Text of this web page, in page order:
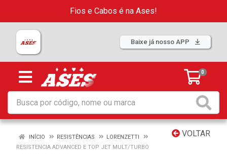
Fios e Cabos é na Ases!
Baixe já nosso APP
0
VOLTAR
INÍCIO RESISTÊNCIAS
LORENZETTI
RESISTENCIA ADVANCED E TOP JET MULT/TURBO